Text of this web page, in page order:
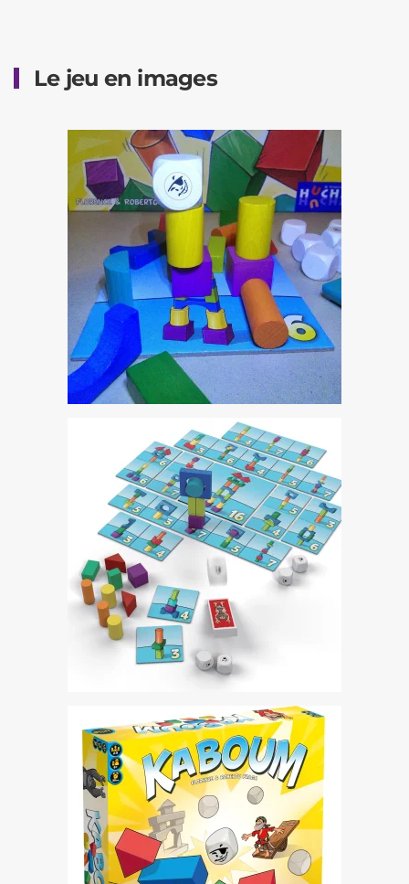
Le jeu en images